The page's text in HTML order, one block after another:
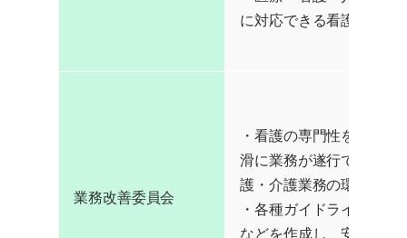
に対応できる看護師を育
業務改善委員会
・看護の専門性を高め、
滑に業務が遂行できるよ
護・介護業務の環境を整
・各種ガイドライン、マ
などを作成し、安全で効